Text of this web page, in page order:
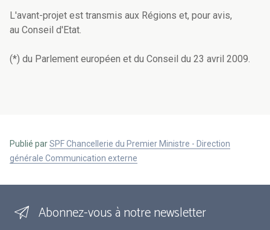
L'avant-projet est transmis aux Régions et, pour avis,
au Conseil d'Etat.
(*) du Parlement européen et du Conseil du 23 avril 2009.
Publié parSPF Chancellerie du Premier Ministre - Direction
générale Communication externe
Abonnez-vous à notre newsletter